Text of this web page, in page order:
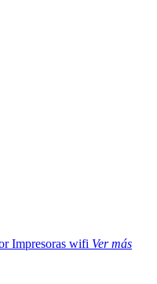
Impresoras wifi Ver más